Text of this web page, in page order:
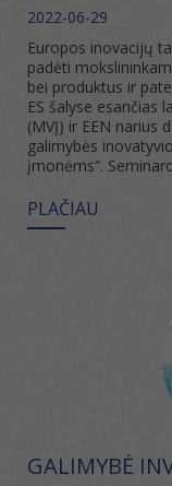
2022-06-29
Europos inovacijų
padėti
bei produktus ir
ES šalyse esančias
(MVĮ) ir EEN narius
galimybės
įmonėms“.
PLAČIAU
GALIMYBĖ